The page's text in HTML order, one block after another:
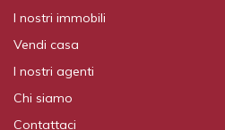
I nostri immobili
Vendi casa
I nostri agenti
Chi siamo
Contattaci